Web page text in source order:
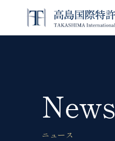
News
ニュース